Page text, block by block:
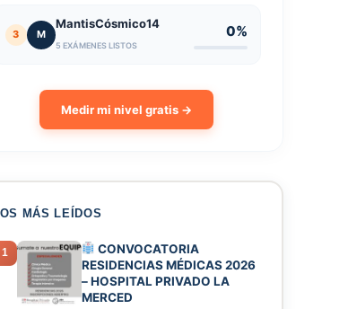
3 M
MantisCósmico14
5 EXÁMENES LISTOS
0%
Medir mi nivel gratis →
MÁS LEÍDOS
1
CONVOCATORIA
RESIDENCIAS MÉDICAS 2026
– HOSPITAL PRIVADO LA
MERCED